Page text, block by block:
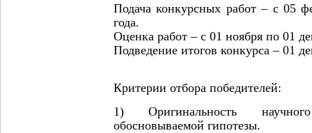
Подача конкурсных работ – с 05
года.
Оценка работ – с 01 ноября по 01
Подведение итогов конкурса – 01
Критерии отбора победителей:
1) Оригинальность
обосновываемой гипотезы.